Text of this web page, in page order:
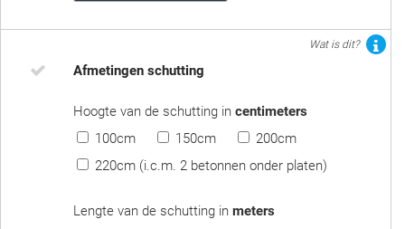
Wat is dit?
Afmetingen schutting
Hoogte van de schutting in centimeters
100cm
150cm
200cm
220cm (i.c.m. 2 betonnen onder platen)
Lengte van de schutting in meters